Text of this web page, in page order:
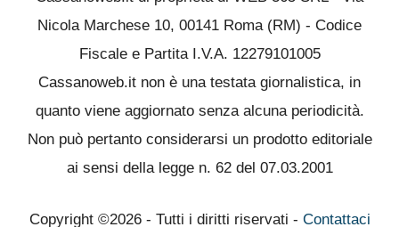
Nicola Marchese 10, 00141 Roma (RM) - Codice
Fiscale e Partita I.V.A. 12279101005
Cassanoweb.it non è una testata giornalistica, in
quanto viene aggiornato senza alcuna periodicità.
Non può pertanto considerarsi un prodotto editoriale
ai sensi della legge n. 62 del 07.03.2001
Copyright ©2026 - Tutti i diritti riservati - Contattaci